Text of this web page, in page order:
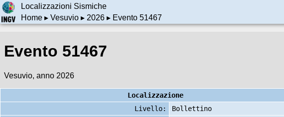
Localizzazioni Sismiche
Home▸ Vesuvio▸ 2026▸ Evento 51467
Evento 51467
Vesuvio, anno 2026
Localizzazione
Livello:
Bollettino